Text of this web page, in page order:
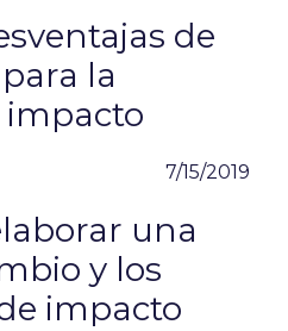
de
la
impacto
7/15/2019
una
y los
impacto